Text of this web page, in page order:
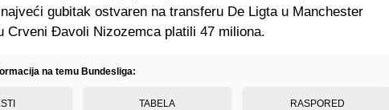
gubitak ostvaren na transferu De Ligta u Manchester
Crveni Đavoli Nizozemca platili 47 miliona.
na temu Bundesliga:
TABELA RASPORED